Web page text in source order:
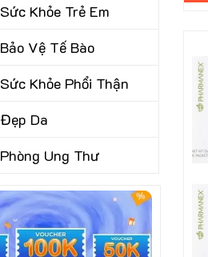
Sức Khỏe Trẻ Em
Bảo Vệ Tế Bào
Sức Khỏe Phổi Thận
Đẹp Da
Phòng Ung Thư